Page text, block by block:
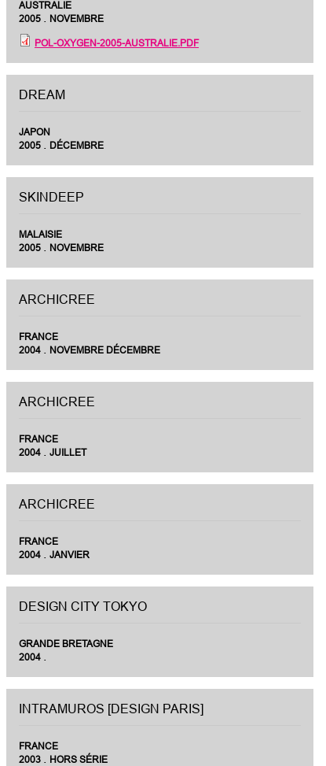
AUSTRALIE
2005
NOVEMBRE
POL-OXYGEN-2005-AUSTRALIE.PDF
DREAM
JAPON
2005
DÉCEMBRE
SKINDEEP
MALAISIE
2005
NOVEMBRE
ARCHICREE
FRANCE
2004
NOVEMBRE DÉCEMBRE
ARCHICREE
FRANCE
2004
JUILLET
ARCHICREE
FRANCE
2004
JANVIER
DESIGN CITY TOKYO
GRANDE BRETAGNE
2004
INTRAMUROS [DESIGN PARIS]
FRANCE
2003
HORS SÉRIE